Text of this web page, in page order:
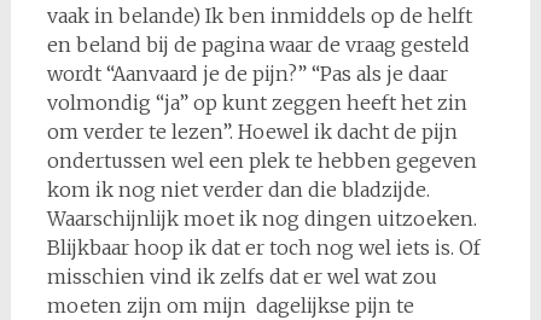
vaak in belande) Ik ben inmiddels op de helft
en beland bij de pagina waar de vraag gesteld
wordt “Aanvaard je de pijn?” “Pas als je daar
volmondig “ja” op kunt zeggen heeft het zin
om verder te lezen”. Hoewel ik dacht de pijn
ondertussen wel een plek te hebben gegeven
kom ik nog niet verder dan die bladzijde.
Waarschijnlijk moet ik nog dingen uitzoeken.
Blijkbaar hoop ik dat er toch nog wel iets is. Of
misschien vind ik zelfs dat er wel wat zou
moeten zijn om mijn dagelijkse pijn te